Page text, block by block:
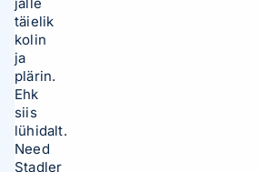
täielik
kolin
ja
plärin.
Ehk
siis
lühidalt.
Need
Stadler